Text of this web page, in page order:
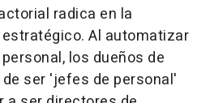
radica en la
Al automatizar
los dueños de
ser 'jefes de personal'